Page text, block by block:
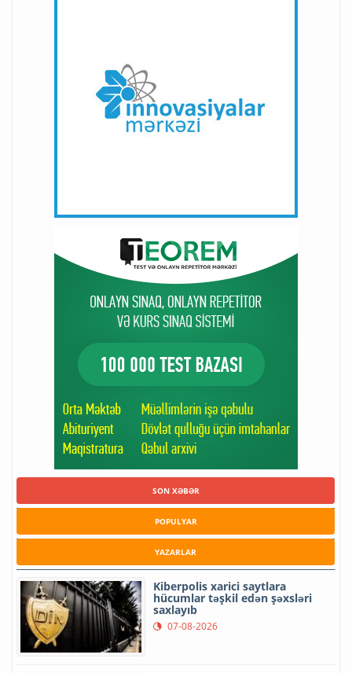
SON XƏBƏR
POPULYAR
YAZARLAR
Kiberpolis xarici saytlara
hücumlar təşkil edən şəxsləri
saxlayıb
07-08-2026